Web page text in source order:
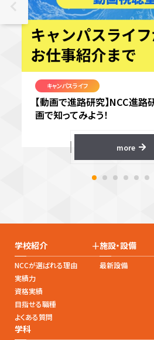
キャンパスライフ
【動画で進路研究】NCC進路
画で知ってみよう！
more
学校紹介 +
NCCが選ばれる理由
実績力
資格実績
目指せる職種
よくある質問
施設・設備
最新設備
学科